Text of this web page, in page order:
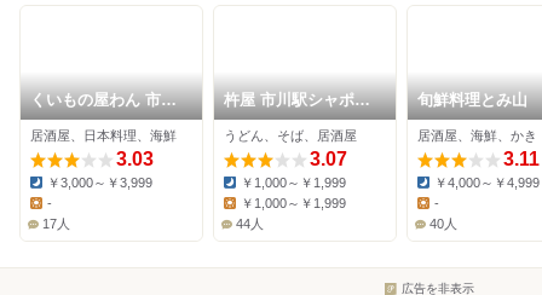
くいもの屋わん 市川
北口店
居酒屋、日本料理、海鮮
3.03
Dinner:
￥3,000～￥3,999
Lunch:
-
17人
杵屋 市川駅シャポー
店
うどん、そば、居酒屋
3.07
Dinner:
￥1,000～￥1,999
Lunch:
￥1,000～￥1,999
44人
旬鮮料理とみ山
居酒屋、海鮮、かき
3.11
Dinner:
￥4,000～￥4,999
Lunch:
-
40人
広告を非表示